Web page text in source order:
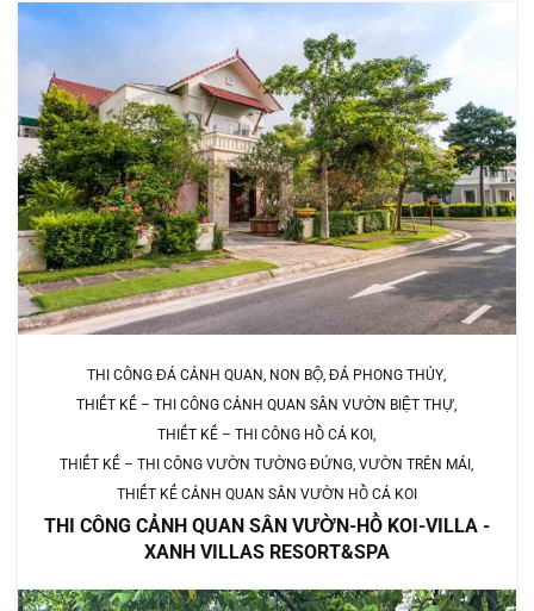
THI CÔNG ĐÁ CẢNH QUAN, NON BỘ, ĐÁ PHONG THỦY
THIẾT KẾ – THI CÔNG CẢNH QUAN SÂN VƯỜN BIỆT THỰ
THIẾT KẾ – THI CÔNG HỒ CÁ KOI
THIẾT KẾ – THI CÔNG VƯỜN TƯỜNG ĐỨNG, VƯỜN TRÊN MÁI
THIẾT KẾ CẢNH QUAN SÂN VƯỜN HỒ CÁ KOI
THI CÔNG CẢNH QUAN SÂN VƯỜN-HỒ KOI-VILLA -
XANH VILLAS RESORT&SPA